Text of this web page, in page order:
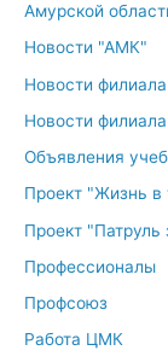
Амурской
Новости "АМК"
Новости
Новости
Объявления
Проект "Жизнь в
Проект "Патруль
Профессионалы
Профсоюз
Работа ЦМК